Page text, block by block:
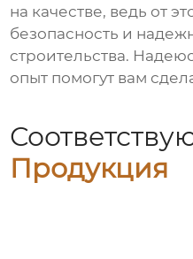
на качестве, ведь от
безопасность и
строительства.
опыт помогут вам
Продукция